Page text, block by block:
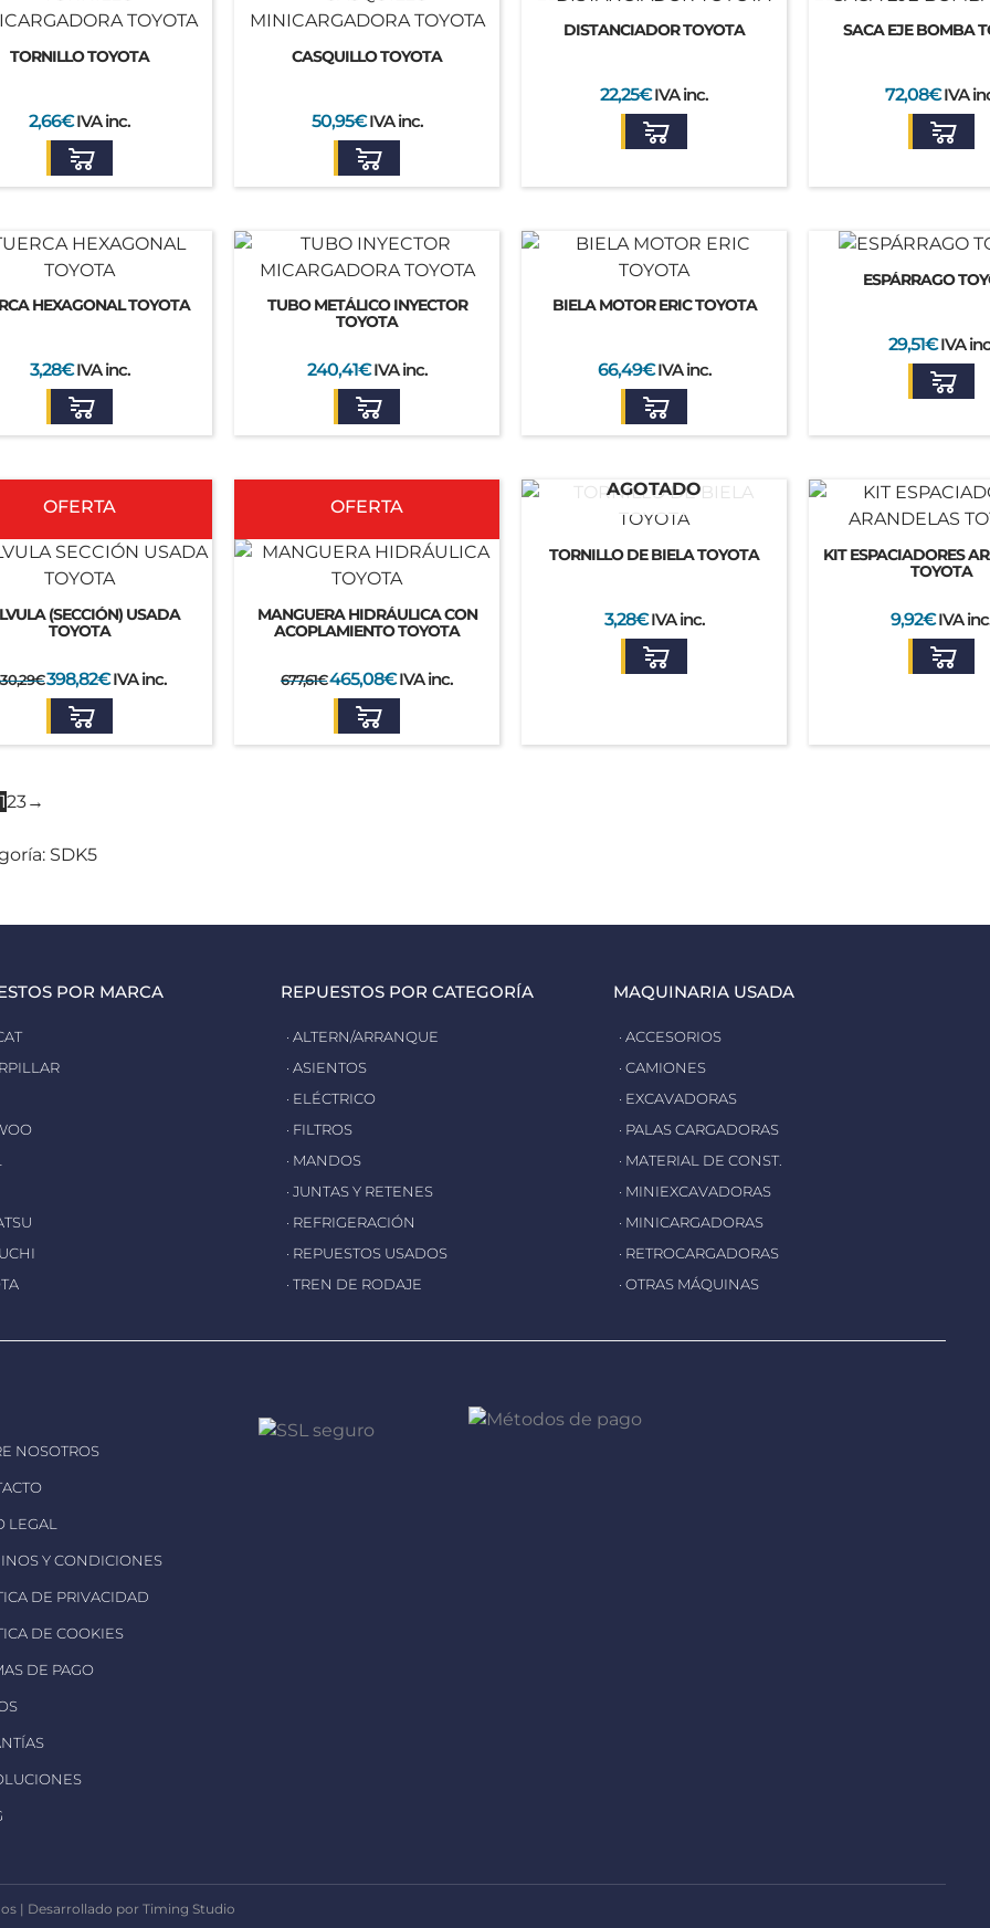
TORNILLO TOYOTA
2,66€IVA inc.
CASQUILLO TOYOTA
50,95€IVA inc.
DISTANCIADOR TOYOTA
22,25€IVA inc.
SACA EJE BOMBA
72,08€IVA
HEXAGONAL TOYOTA
3,28€IVA inc.
TUBO METÁLICO INYECTOR
TOYOTA
240,41€IVA inc.
BIELA MOTOR ERIC TOYOTA
66,49€IVA inc.
ESPÁRRAGO
29,51€IVA
OFERTA
(SECCIÓN) USADA
TOYOTA
€
precio
era:
630,29€.
398,82€
precio
es:
398,82€.
IVA inc.
OFERTA
MANGUERA HIDRÁULICA CON
ACOPLAMIENTO TOYOTA
677,61€
precio
era:
677,61€.
465,08€
precio
es:
465,08€.
IVA inc.
AGOTADO
TORNILLO DE BIELA TOYOTA
3,28€IVA inc.
KIT ESPACIADORES
TOYOTA
9,92€IVA
123→
SDK5
POR MARCA REPUESTOS POR CATEGORÍA
· ALTERN/ARRANQUE
· ASIENTOS
· ELÉCTRICO
· FILTROS
· MANDOS
· JUNTAS Y RETENES
· REFRIGERACIÓN
· REPUESTOS USADOS
· TREN DE RODAJE
MAQUINARIA USADA
· ACCESORIOS
· CAMIONES
· EXCAVADORAS
· PALAS CARGADORAS
· MATERIAL DE CONST.
· MINIEXCAVADORAS
· MINICARGADORAS
· RETROCARGADORAS
· OTRAS MÁQUINAS
NOSOTROS
LEGAL
Y CONDICIONES
DE PRIVACIDAD
DE COOKIES
DE PAGO
| Desarrollado por Timing Studio